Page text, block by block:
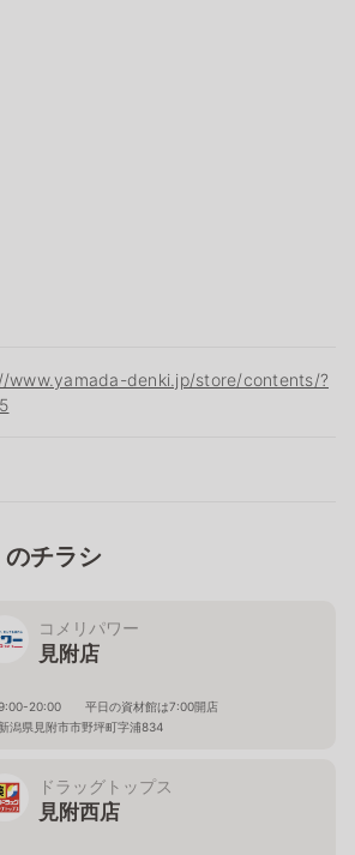
www.yamada-denki.jp/store/contents/?
チラシ
コメリパワー
見附店
20:00 平日の資材館は7:00開店
新潟県見附市市野坪町字浦834
ドラッグトップス
見附西店